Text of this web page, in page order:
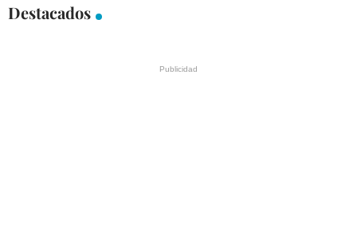
Destacados